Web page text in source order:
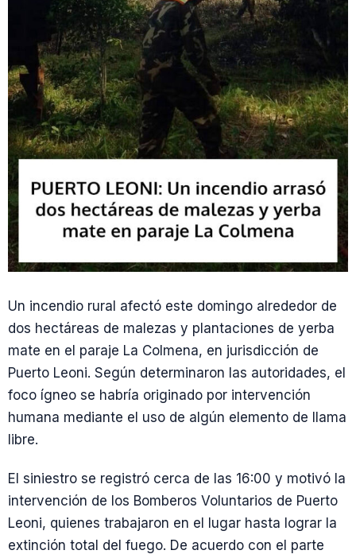
Un incendio rural afectó este domingo alrededor de
dos hectáreas de malezas y plantaciones de yerba
mate en el paraje La Colmena, en jurisdicción de
Puerto Leoni. Según determinaron las autoridades, el
foco ígneo se habría originado por intervención
humana mediante el uso de algún elemento de llama
libre.
El siniestro se registró cerca de las 16:00 y motivó la
intervención de los Bomberos Voluntarios de Puerto
Leoni, quienes trabajaron en el lugar hasta lograr la
extinción total del fuego. De acuerdo con el parte